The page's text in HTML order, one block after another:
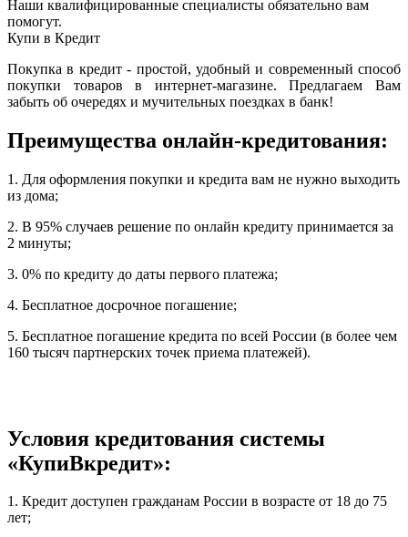
Наши квалифицированные специалисты обязательно вам
помогут.
Купи в Кредит
Покупка в кредит - простой, удобный и современный способ
покупки товаров в интернет-магазине. Предлагаем Вам
забыть об очередях и мучительных поездках в банк!
Преимущества онлайн-кредитования:
1. Для оформления покупки и кредита вам не нужно выходить
из дома;
2. В 95% случаев решение по онлайн кредиту принимается за
2 минуты;
3. 0% по кредиту до даты первого платежа;
4. Бесплатное досрочное погашение;
5. Бесплатное погашение кредита по всей России (в более чем
160 тысяч партнерских точек приема платежей).
Условия кредитования системы
«КупиВкредит»:
1. Кредит доступен гражданам России в возрасте от 18 до 75
лет;